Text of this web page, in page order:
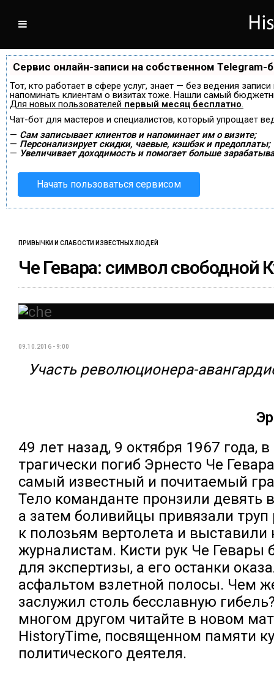
Сервис онлайн-записи на собственном Telegram-
Тот, кто работает в сфере услуг, знает — без ведения
напоминать клиентам о визитах тоже. Нашли самый
Для новых пользователей первый месяц бесплатно.
Чат-бот для мастеров и специалистов, который упрощает
— Сам записывает клиентов и напоминает им о визите;
— Персонализирует скидки, чаевые, кэшбэк и предоплаты;
— Увеличивает доходимость и помогает больше
Начать пользоваться сервисом
ПРИВЫЧКИ И СЛАБОСТИ ИЗВЕСТНЫХ ЛЮДЕЙ
Че Гевара: символ свободной
09.10.2016 - 9:00
Участь революционера-
49 лет назад, 9 октября 1967 года,
трагически погиб Эрнесто Че
самый известный и почитаемый
Тело команданте пронзили девять
а затем боливийцы привязали
к полозьям вертолета и выставили
журналистам. Кисти рук Че Гевары
для экспертизы, а его останки
асфальтом взлетной полосы. Чем
заслужил столь бесславную
многом другом читайте в новом
HistoryTime, посвященном памяти
политического деятеля.